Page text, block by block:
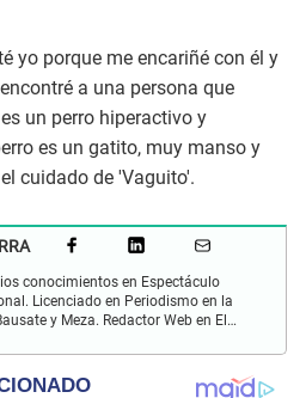
yo porque me encariñé con él y
a una persona que
un perro hiperactivo y
es un gatito, muy manso y
cuidado de 'Vaguito'.
conocimientos en Espectáculo
Licenciado en Periodismo en la
y Meza. Redactor Web en El
y espectáculo.